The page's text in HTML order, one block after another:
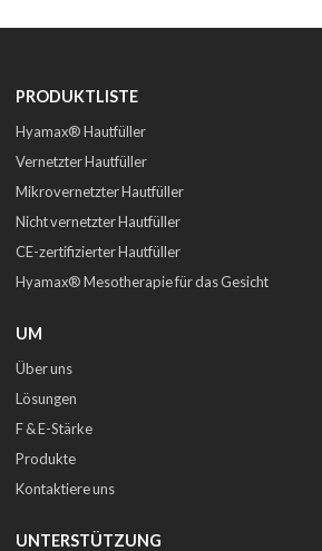
PRODUKTLISTE
Hyamax® Hautfüller
Vernetzter Hautfüller
Mikrovernetzter Hautfüller
Nicht vernetzter Hautfüller
CE-zertifizierter Hautfüller
Hyamax® Mesotherapie für das Gesicht
UM
Über uns
Lösungen
F & E-Stärke
Produkte
Kontaktiere uns
UNTERSTÜTZUNG